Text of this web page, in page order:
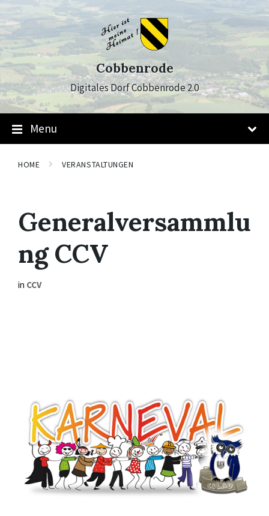
Skip
to
content
Skip
to
main
navigation
Skip
to
footer
Cobbenrode
Digitales Dorf Cobbenrode 2.0
Menu
HOME VERANSTALTUNGEN
Generalversammlu
ng CCV
in CCV